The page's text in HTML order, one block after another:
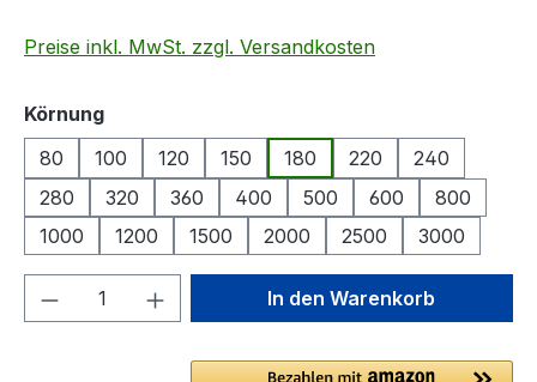
Preise inkl. MwSt. zzgl. Versandkosten
Körnungauswählen
80
100 120 150 180 220
240
280
320 360 400 500 600
800
1000
1200 1500 2000 2500 3000
Produkt Anzahl: Gib denIn den Warenkorb